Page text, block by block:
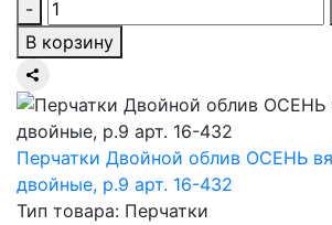
-
В корзину
Перчатки Двойной облив ОСЕНЬ
двойные, р.9 арт. 16-432
Тип товара: Перчатки